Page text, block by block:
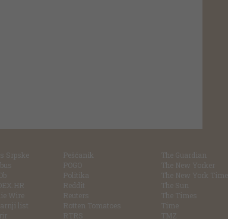
Srpske
Wire
list
Pešćanik
POGO
Politika
Reddit
Reuters
Rotten Tomatoes
RTRS
The Guardian
The New Yorker
The New York
The Sun
The Times
Time
TMZ